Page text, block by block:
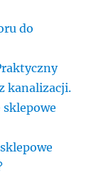
do
kanalizacji.
sklepowe